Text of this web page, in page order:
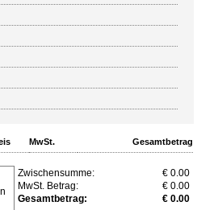
MwSt. Gesamtbetrag
Zwischensumme:
€ 0.00
MwSt. Betrag:
€ 0.00
Gesamtbetrag:
€ 0.00